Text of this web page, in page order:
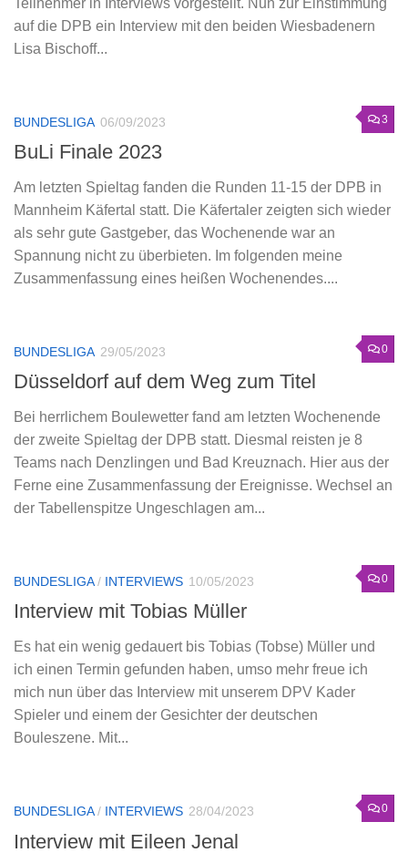
Teilnehmer in Interviews vorgestellt. Nun zur Einstimmung
auf die DPB ein Interview mit den beiden Wiesbadenern
Lisa Bischoff...
3
BUNDESLIGA 06/09/2023
BuLi Finale 2023
Am letzten Spieltag fanden die Runden 11-15 der DPB in
Mannheim Käfertal statt. Die Käfertaler zeigten sich wieder
als sehr gute Gastgeber, das Wochenende war an
Spannung nicht zu überbieten. Im folgenden meine
Zusammenfassung eines heißen Wochenendes....
0
BUNDESLIGA 29/05/2023
Düsseldorf auf dem Weg zum Titel
Bei herrlichem Boulewetter fand am letzten Wochenende
der zweite Spieltag der DPB statt. Diesmal reisten je 8
Teams nach Denzlingen und Bad Kreuznach. Hier aus der
Ferne eine Zusammenfassung der Ereignisse. Wechsel an
der Tabellenspitze Ungeschlagen am...
0
BUNDESLIGA/ INTERVIEWS 10/05/2023
Interview mit Tobias Müller
Es hat ein wenig gedauert bis Tobias (Tobse) Müller und
ich einen Termin gefunden haben, umso mehr freue ich
mich nun über das Interview mit unserem DPV Kader
Spieler und einem der Gesichter der deutschen
Bouleszene. Mit...
0
BUNDESLIGA/ INTERVIEWS 28/04/2023
Interview mit Eileen Jenal